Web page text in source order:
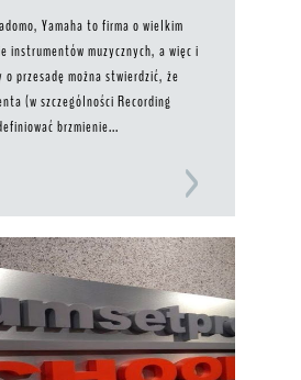
Yamaha to firma o wielkim
instrumentów muzycznych, a więc i
przesadę można stwierdzić, że
(w szczególności Recording
brzmienie...